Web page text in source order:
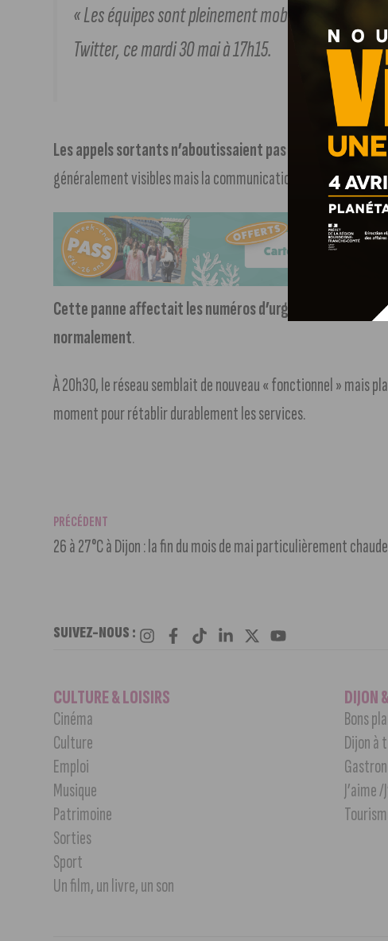
« Les équipes sont pleinement mobilisées pour
Twitter, ce mardi 30 mai à 17h15.
Les appels sortants n’aboutissaient pas (ou au bout de
généralement visibles mais la communication restait
Cette panne affectait les numéros d’urgence . Toutefois,
normalement.
À 20h30, le réseau semblait de nouveau « fonctionnel » mais
moment pour rétablir durablement les services.
PRÉCÉDENT
26 à 27°C à Dijon : la fin du mois de mai particulièrement chaude
SUIVEZ-NOUS :
CULTURE & LOISIRS
Cinéma
Culture
Emploi
Musique
Patrimoine
Sorties
Sport
Un film, un livre, un son
DIJON
Bons
Dijon à
J’aime